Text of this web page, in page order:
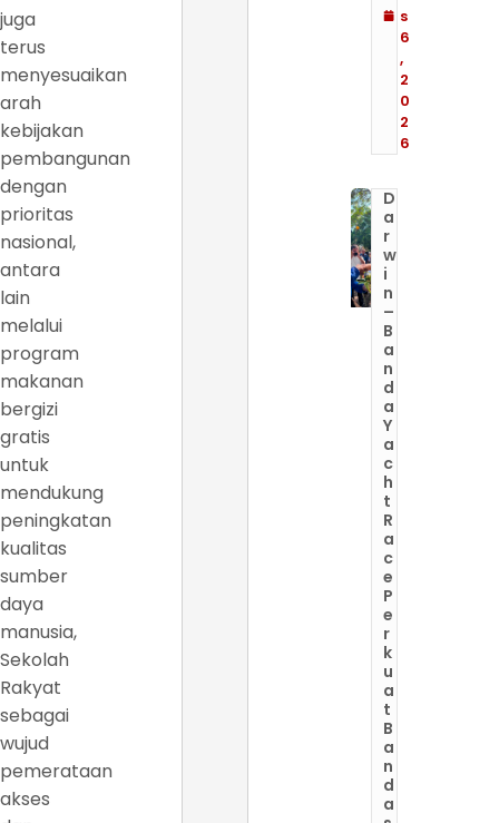
juga
terus
menyesuaikan
arah
kebijakan
pembangunan
dengan
prioritas
nasional,
antara
lain
melalui
program
makanan
bergizi
gratis
untuk
mendukung
peningkatan
kualitas
sumber
daya
manusia,
Sekolah
Rakyat
sebagai
wujud
pemerataan
akses
s
6
,
2
0
2
6
D
a
r
w
i
n
–
B
a
n
d
a
Y
a
c
h
t
R
a
c
e
P
e
r
k
u
a
t
B
a
n
d
a